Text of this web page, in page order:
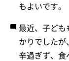
もよいです。
最近、子ども
かりでしたが
辛過ぎず、食